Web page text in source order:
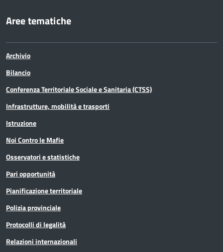
Aree tematiche
Archivio
Bilancio
Conferenza Territoriale Sociale e Sanitaria (CTSS)
Infrastrutture, mobilità e trasporti
Istruzione
Noi Contro le Mafie
Osservatori e statistiche
Pari opportunità
Pianificazione territoriale
Polizia provinciale
Protocolli di legalità
Relazioni internazionali